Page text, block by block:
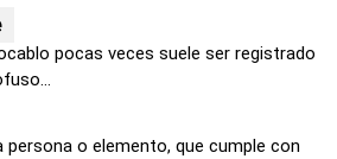
pocas veces suele ser registrado
persona o elemento, que cumple con